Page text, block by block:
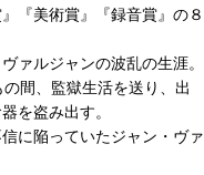
『美術賞』『録音賞』の８
ァルジャンの波乱の生涯。
間、監獄生活を送り、出
を盗み出す。
に陥っていたジャン・ヴァ